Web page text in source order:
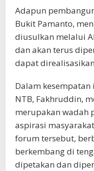
Adapun
Bukit Pamanto,
diusulkan melalui
dan akan terus
dapat
Dalam kesempatan
NTB, Fakhruddin,
merupakan wadah
aspirasi
forum tersebut,
berkembang di
dipetakan dan